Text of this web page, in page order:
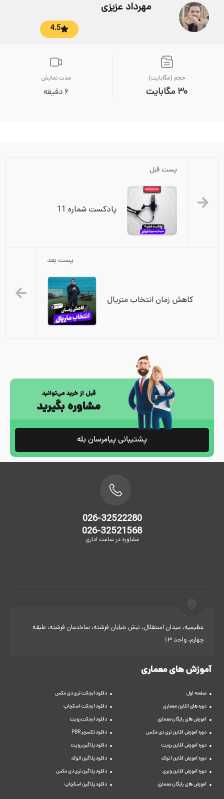
مهرداد عزیزی
4.5
حجم (مگابایت)
30 مگابایت
مدت نمایش
6 دقیقه
پست قبل
پادکست شماره 11
پست بعد
کاهش زمان انتخاب متریال
قبل از خرید می‌توانید
مشاوره بگیرید
پشتیبانی پیامرسان بله
026-32522280
026-32521568
مشاوره در ساعت اداری
عظیمیه، میدان استقلال، نبش خیابان فرشته، ساختمان فرشته، طبقه
چهارم، واحد 13
آموزش های معماری
صفحه اول
دوره های آنلاین معماری
آموزش های رایگان معماری
دوره آموزش آنلاین تری دی مکس
دوره آموزش آنلاین رویت
دوره آموزش آنلاین اتوکد
دوره آموزش آنلاین ویری
آموزش های رایگان معماری
دانلود آبجکت تری دی مکس
دانلود آبجکت اسکچاپ
دانلود آبجکت رویت
دانلود تکسچر PBR
دانلود پلاگین رویت
دانلود پلاگین اتوکد
دانلود پلاگین تری دی مکس
دانلود پلاگین اسکچاپ